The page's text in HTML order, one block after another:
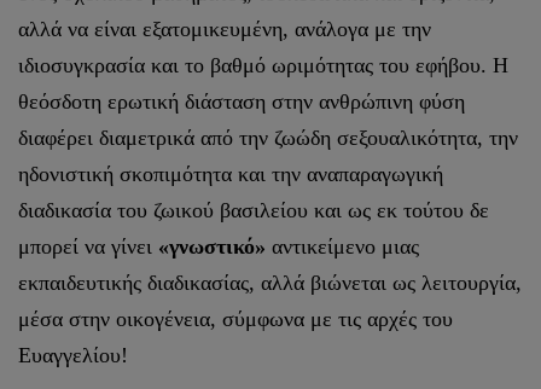
αλλά να είναι εξατομικευμένη, ανάλογα με την
ιδιοσυγκρασία και το βαθμό ωριμότητας του εφήβου. Η
θεόσδοτη ερωτική διάσταση στην ανθρώπινη φύση
διαφέρει διαμετρικά από την ζωώδη σεξουαλικότητα, την
ηδονιστική σκοπιμότητα και την αναπαραγωγική
διαδικασία του ζωικού βασιλείου και ως εκ τούτου δε
μπορεί να γίνει «γνωστικό» αντικείμενο μιας
εκπαιδευτικής διαδικασίας, αλλά βιώνεται ως λειτουργία,
μέσα στην οικογένεια, σύμφωνα με τις αρχές του
Ευαγγελίου!